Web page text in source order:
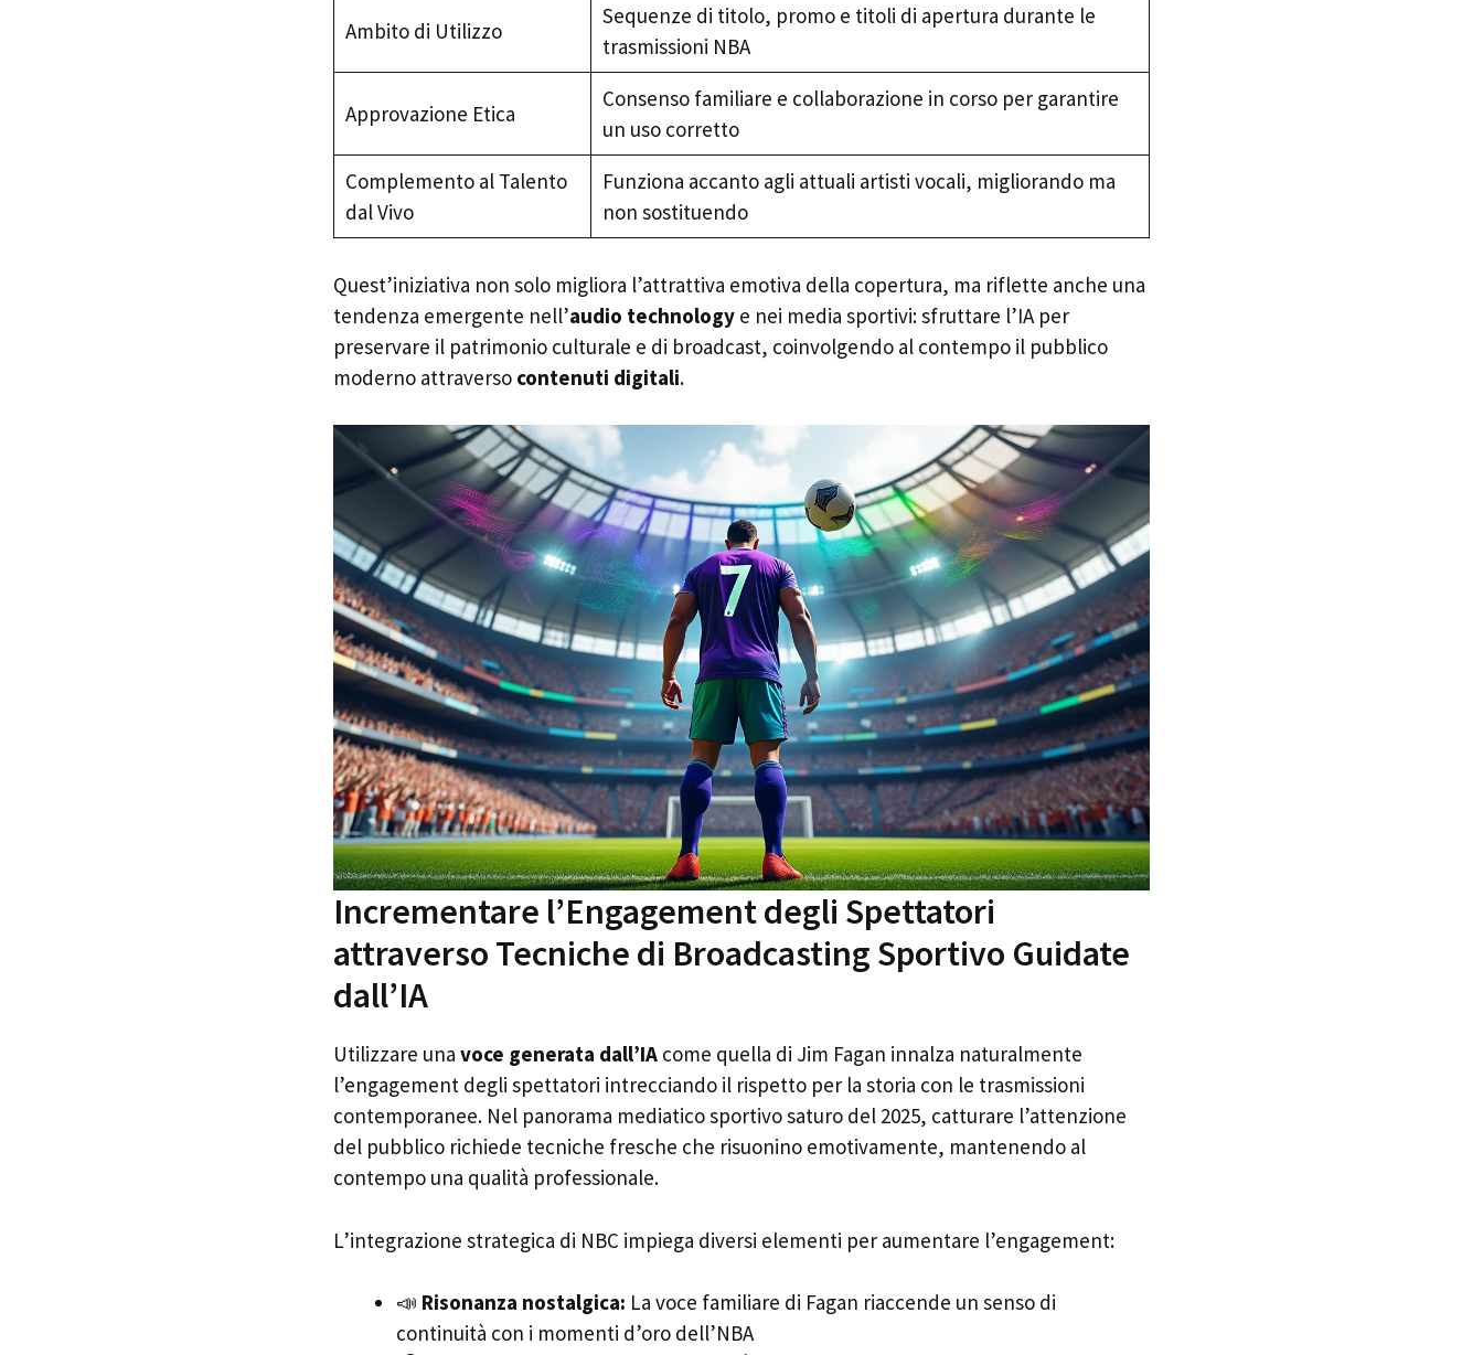
Ambito di Utilizzo
Sequenze di titolo, promo e titoli di apertura durante le
trasmissioni NBA
Approvazione Etica
Consenso familiare e collaborazione in corso per garantire
un uso corretto
Complemento al Talento
dal Vivo
Funziona accanto agli attuali artisti vocali, migliorando ma
non sostituendo
Quest’iniziativa non solo migliora l’attrattiva emotiva della copertura, ma riflette anche una
tendenza emergente nell’audio technology e nei media sportivi: sfruttare l’IA per
preservare il patrimonio culturale e di broadcast, coinvolgendo al contempo il pubblico
moderno attraverso contenuti digitali.
Incrementare l’Engagement degli Spettatori
attraverso Tecniche di Broadcasting Sportivo Guidate
dall’IA
Utilizzare una voce generata dall’IA come quella di Jim Fagan innalza naturalmente
l’engagement degli spettatori intrecciando il rispetto per la storia con le trasmissioni
contemporanee. Nel panorama mediatico sportivo saturo del 2025, catturare l’attenzione
del pubblico richiede tecniche fresche che risuonino emotivamente, mantenendo al
contempo una qualità professionale.
L’integrazione strategica di NBC impiega diversi elementi per aumentare l’engagement:
📣 Risonanza nostalgica: La voce familiare di Fagan riaccende un senso di
continuità con i momenti d’oro dell’NBA